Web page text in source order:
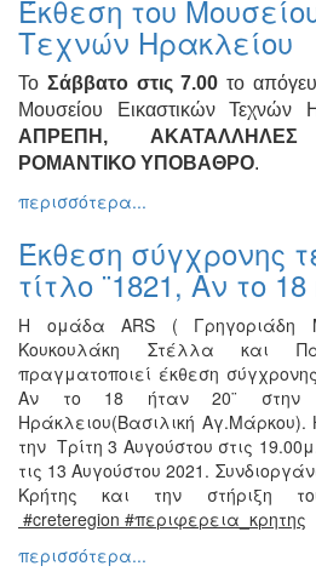
Ζωγραφική
Φωτογραφία
Τραγούδι
Μουσική
Κινηματογράφος
Χορός
Παζάρι
Ειδών
Συνέδρια
Ημερίδες
-
Διημερίδες
Σεμινάρια-
Διαλέξεις-
Ομιλίες
Εκθέσεις
Έκθεση του
Τεχνών Ηρακλείου
Το Σάββατο στις 7.00 το
Μουσείου Εικαστικών Τεχνών
ΑΠΡΕΠΗ,
ΡΟΜΑΝΤΙΚΟ ΥΠΟΒΑΘΡΟ.
περισσότερα...
Έκθεση σύγχρονης
τίτλο ¨1821, Αν το
Η ομάδα ARS ( Γρηγοριάδη
Κουκουλάκη Στέλλα και
πραγματοποιεί έκθεση
Αν το 18 ήταν 20¨ στην
Ηράκλειου(Βασιλική Αγ.Μάρκου).
την Τρίτη 3 Αυγούστου στις
τις 13 Αυγούστου 2021.
Κρήτης και την στήριξη
#creteregion #περιφερεια_κρητης
περισσότερα...